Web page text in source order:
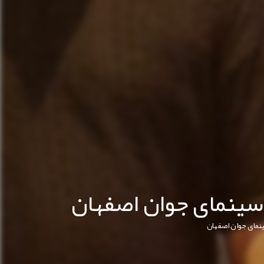
جوان اصفهان جوان اصفهان